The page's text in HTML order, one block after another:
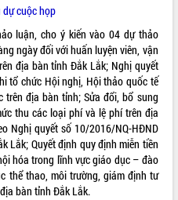
dự cuộc họp
luận, cho ý kiến vào 04 dự thảo
ngày đối với huấn luyện viên, vận
địa bàn tỉnh Đắk Lắk; Nghị quyết
tổ chức Hội nghị, Hội thảo quốc tế
trên địa bàn tỉnh; Sửa đổi, bổ sung
thu các loại phí và lệ phí trên địa
Nghị quyết số 10/2016/NQ-HĐND
Lắk; Quyết định quy định miễn tiền
hóa trong lĩnh vực giáo dục – đào
thể thao, môi trường, giám định tư
bàn tỉnh Đắk Lắk.